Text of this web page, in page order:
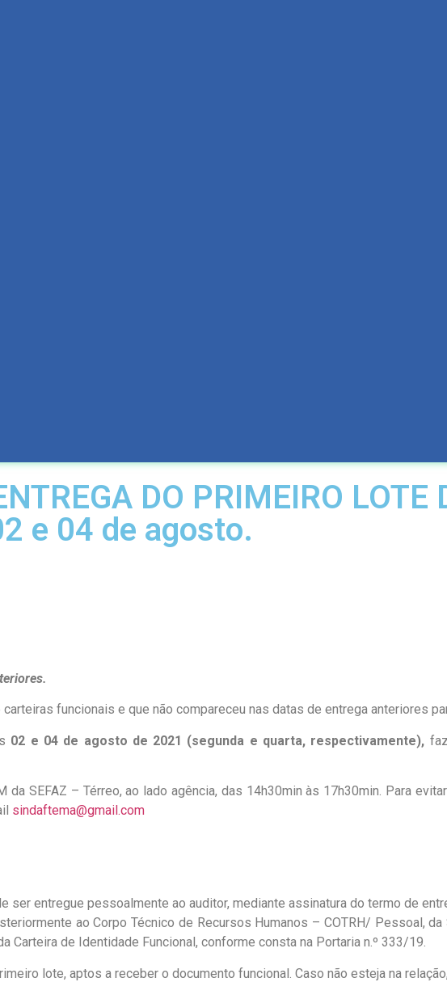
DO PRIMEIRO LOTE
e 04 de agosto.
funcionais e que não compareceu nas datas de entrega anteriores
02 e 04 de agosto de 2021 (segunda e quarta, respectivamente),
da SEFAZ – Térreo, ao lado agência, das 14h30min às 17h30min. Para
sindaftema@gmail.com
ser entregue pessoalmente ao auditor, mediante assinatura do termo de
ao Corpo Técnico de Recursos Humanos – COTRH/ Pessoal,
Carteira de Identidade Funcional, conforme consta na Portaria n.º 333/19.
lote, aptos a receber o documento funcional. Caso não esteja na